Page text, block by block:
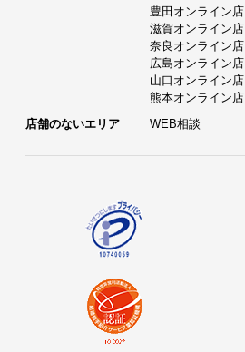
豊田オンライン店
滋賀オンライン店
奈良オンライン店
広島オンライン店
山口オンライン店
熊本オンライン店
店舗のないエリア
WEB相談